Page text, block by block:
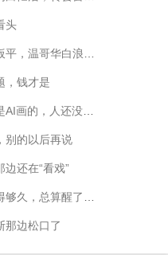
头
浪主场1-1战平洛杉矶
，钱才是
的，人还没签字呢
别的以后再说
还在“看戏”
了？不对，是成了！
那边松口了